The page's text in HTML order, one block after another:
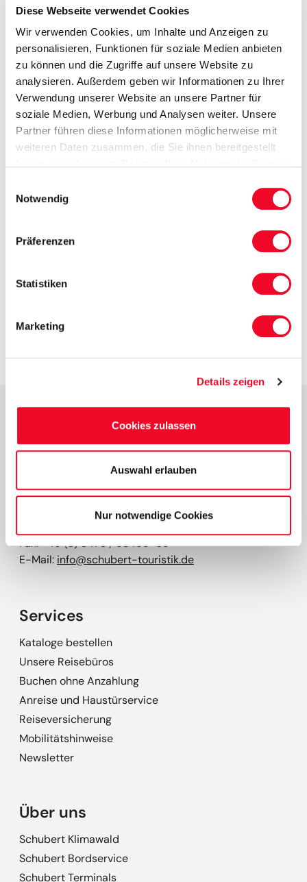
Diese Webseite verwendet Cookies
Wir verwenden Cookies, um Inhalte und Anzeigen zu
personalisieren, Funktionen für soziale Medien anbieten
zu können und die Zugriffe auf unsere Website zu
analysieren. Außerdem geben wir Informationen zu Ihrer
Verwendung unserer Website an unsere Partner für
soziale Medien, Werbung und Analysen weiter. Unsere
Partner führen diese Informationen möglicherweise mit
weiteren Daten zusammen, die Sie ihnen bereitgestellt
Notwendig
Präferenzen
Statistiken
Marketing
Details zeigen
Cookies zulassen
Auswahl erlauben
Nur notwendige Cookies
Pflichtfelder (*) sind nötig, um Sie entsprechend
ansprechen zu können. Sollten Sie Ihren Namen nicht
nennen wollen, so tragen Sie bitte ein Pseudonym ein.
Ihr Kontaktwunsch: damit wir reagieren können,
benötigen wir eine Information (Telefon oder E-Mail).
Bis zum Absenden werden keine Daten gespeichert.
Mit dem Absenden (Button „Formular absenden“)
erfolgt Ihre Einwilligung, dass die verantwortliche
Stelle diese Informationen erhält, verarbeitet und für
Formular absenden
SCHUBERT TOURISTIK GMBH
06449 Aschersleben
Fax: +49 (0) 3473 / 93499-69
E-Mail: info@schubert-touristik.de
Services
Kataloge bestellen
Unsere Reisebüros
Buchen ohne Anzahlung
Anreise und Haustürservice
Reiseversicherung
Mobilitätshinweise
Newsletter
Über uns
Schubert Klimawald
Schubert Bordservice
Schubert Terminals